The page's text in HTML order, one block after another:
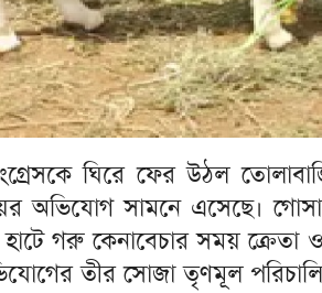
ঘিরে ফের উঠল
অভিযোগ সামনে এসেছে।
গরু কেনাবেচার সময় ক্রেতা
তীর সোজা তৃণমূল